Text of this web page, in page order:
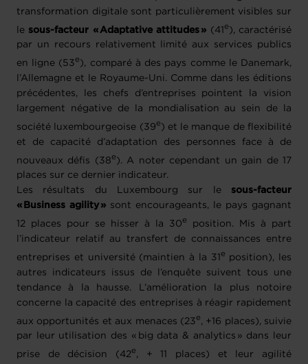
transformation digitale sont particulièrement visibles sur
le sous-facteur « Adaptative attitudes » (41 e ), caractérisé
par un recours relativement limité aux services publics
en ligne (53e ), comparé à des pays comme le Danemark,
l’Allemagne et le Royaume-Uni. Comme dans les éditions
précédentes, les chefs d’entreprises pointent la vision
largement négative de la mondialisation au sein de la
société luxembourgeoise (39e ) et le manque de flexibilité
et de capacité d’adaptation des personnes face à de
nouveaux défis (38e ). A noter cependant un gain de 17
places sur ce dernier indicateur.
Les résultats du Luxembourg sur le sous-facteur
« Business agility » sont encourageants, le pays gagnant
12 places pour se hisser à la 30e
position. Mis à part
l’indicateur relatif au transfert de connaissances entre
entreprises et université (maintien à la 31 e position), les
autres indicateurs issus de l’enquête suivent tous une
tendance à la hausse. L’amélioration la plus notoire
concerne la capacité des entreprises à réagir rapidement
aux opportunités et aux menaces (23e
, +16 places), suivie
par leur utilisation des « big data & analytics » dans leur
prise de décision (42e, + 11 places) et leur agilité